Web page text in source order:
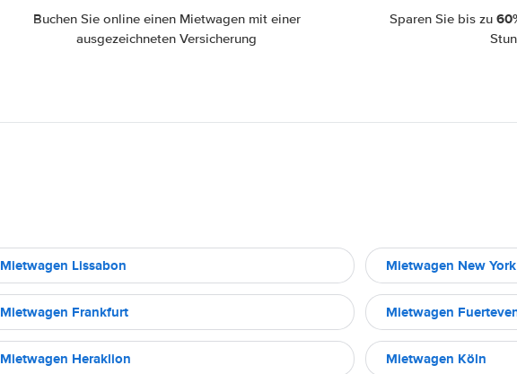
Buchen Sie online einen Mietwagen mit einer
ausgezeichneten Versicherung
Sparen Sie bis zu
Mietwagen Lissabon Mietwagen New York
Mietwagen Frankfurt Mietwagen
Mietwagen Heraklion Mietwagen Köln